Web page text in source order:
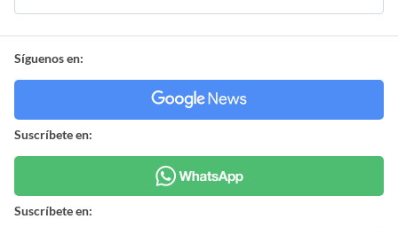
Síguenos en:
Suscríbete en:
Suscríbete en: